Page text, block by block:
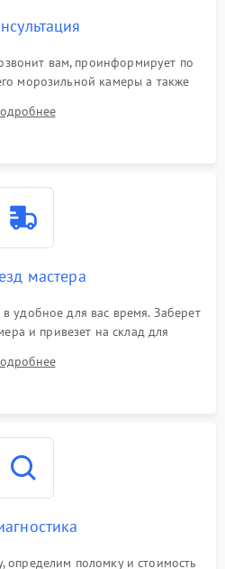
вам, проинформирует по
морозильной камеры а также
мастера
удобное для вас время. Заберет
и привезет на склад для
определим поломку и стоимость